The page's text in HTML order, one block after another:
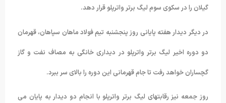
گیلان را در سکوی سوم لیگ برتر واترپلو قرار دهد.
در دیگر دیدار هفته پایانی روز پنجشنبه تیم فولاد ماهان سپاهان، قهرمان
دو دوره اخیر لیگ برتر واترپلو در دیداری خانگی به مصاف نفت و گاز
گچساران خواهد رفت تا جام قهرمانی این دوره را بالای سر ببرد.
روز جمعه نیز رقابتهای لیگ برتر واترپلو با انجام دو دیدار به پایان می